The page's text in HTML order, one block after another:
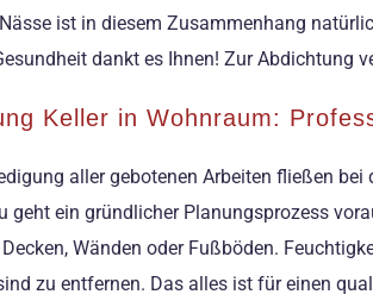
ist in diesem Zusammenhang
dankt es Ihnen! Zur
Keller in Wohnraum:
aller gebotenen Arbeiten fließen
geht ein gründlicher Planungsprozess
Wänden oder Fußböden.
zu entfernen. Das alles ist für einen